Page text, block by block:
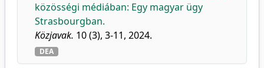
közösségi médiában: Egy magyar ügy
Strasbourgban.
Közjavak. 10 (3), 3-11, 2024.
DEA